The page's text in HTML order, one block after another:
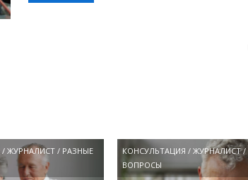
/ЖУРНАЛИСТ / РАЗНЫЕ
КОНСУЛЬТАЦИЯ /ЖУРНАЛИСТ/
ВОПРОСЫ